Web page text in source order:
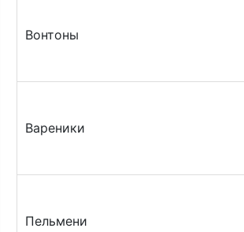
Вонтоны
Вареники
Пельмени